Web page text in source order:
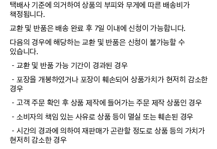
택배사 기준에 의거하여 상품의 부피와 무게에 따른 배송비가
책정됩니다.
교환 및 반품은 배송 완료 후 7일 이내에 신청이 가능합니다.
다음의 경우에 해당하는 교환 및 반품은 신청이 불가능할 수
있습니다.
－교환 및 반품 가능 기간이 경과된 경우
－포장을 개봉하였거나 포장이 훼손되어 상품가치가 현저히 감소한
경우
－고객 주문 확인 후 상품 제작에 들어가는 주문 제작 상품인 경우
－소비자의 책임 있는 사유로 상품 등이 멸실 또는 훼손된 경우
－시간의 경과에 의하여 재판매가 곤란할 정도로 상품 등의 가치가
현저히 감소한 경우